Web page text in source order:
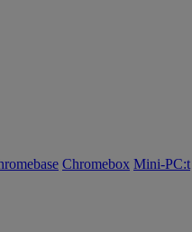
Chromebox Mini-PC:t